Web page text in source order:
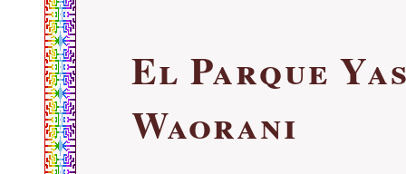
El Parque
Waorani